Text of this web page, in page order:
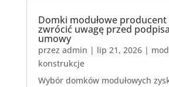
Domki modułowe producent
zwrócić uwagę przed
umowy
przez admin | lip 21, 2026|
konstrukcje
Wybór domków modułowych